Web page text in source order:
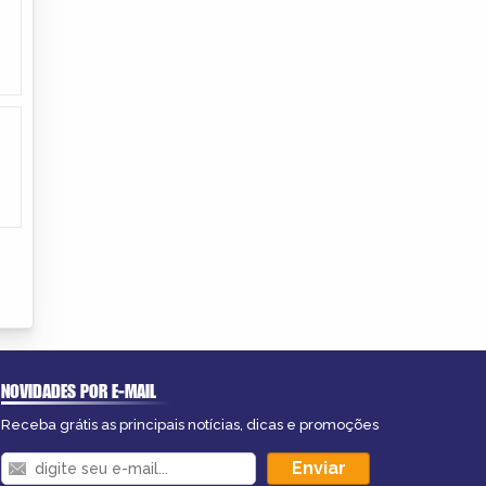
NOVIDADES POR E-MAIL
Receba grátis as principais notícias, dicas e promoções